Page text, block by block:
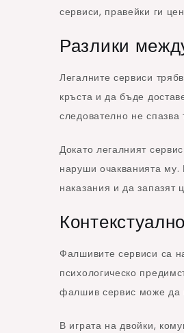
сервиси, правейки ги
Разлики
Легалните сервиси
кръста и да бъде
следователно не спазва
Докато легалният
наруши очакванията му.
наказания и да запазят
Фалшивите сервиси са
психологическо
фалшив сервис може да
В играта на двойки,